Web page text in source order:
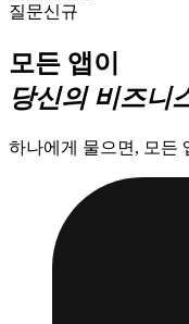
질문신규
모든 앱이
당신의 비즈니
하나에게 물으면, 모든